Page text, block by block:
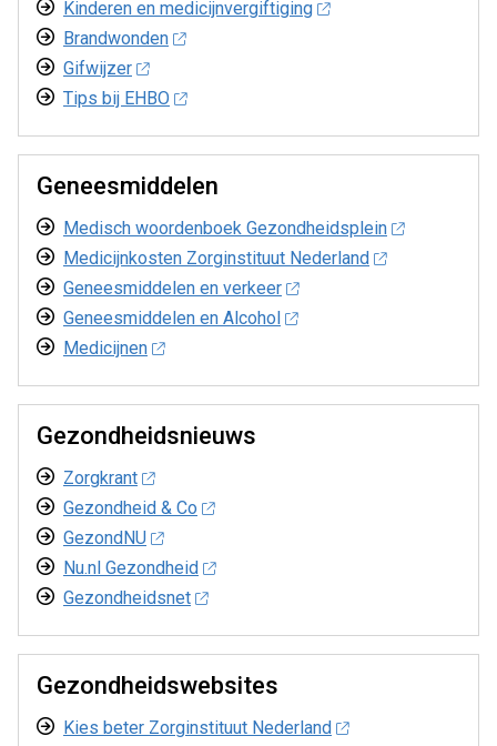
Kinderen en medicijnvergiftiging
Brandwonden
Gifwijzer
Tips bij EHBO
Geneesmiddelen
Medisch woordenboek Gezondheidsplein
Medicijnkosten Zorginstituut Nederland
Geneesmiddelen en verkeer
Geneesmiddelen en Alcohol
Medicijnen
Gezondheidsnieuws
Zorgkrant
Gezondheid & Co
GezondNU
Nu.nl Gezondheid
Gezondheidsnet
Gezondheidswebsites
Kies beter Zorginstituut Nederland